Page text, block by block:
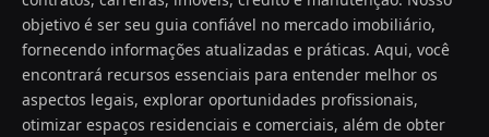
objetivo é ser seu guia confiável no mercado imobiliário,
fornecendo informações atualizadas e práticas. Aqui, você
encontrará recursos essenciais para entender melhor os
aspectos legais, explorar oportunidades profissionais,
otimizar espaços residenciais e comerciais, além de obter